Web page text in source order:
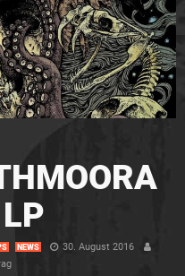
NEWS
30. August 2016